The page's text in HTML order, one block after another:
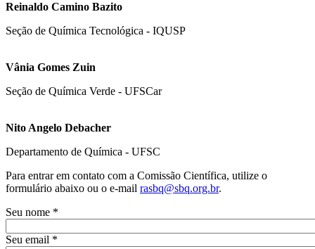
Reinaldo Camino Bazito
Seção de Química Tecnológica - IQUSP
Vânia Gomes Zuin
Seção de Química Verde - UFSCar
Nito Angelo Debacher
Departamento de Química - UFSC
Para entrar em contato com a Comissão Científica, utilize o
formulário abaixo ou o e-mail rasbq@sbq.org.br.
Seu nome *
Seu email *